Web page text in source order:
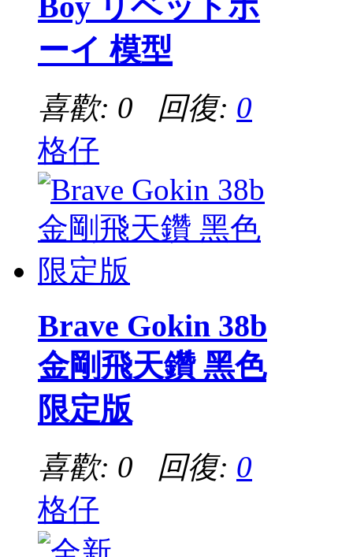
ーイ 模型
喜歡: 0 回復: 0
格仔
Brave Gokin 38b
金剛飛天鑽 黑色
限定版
喜歡: 0 回復: 0
格仔